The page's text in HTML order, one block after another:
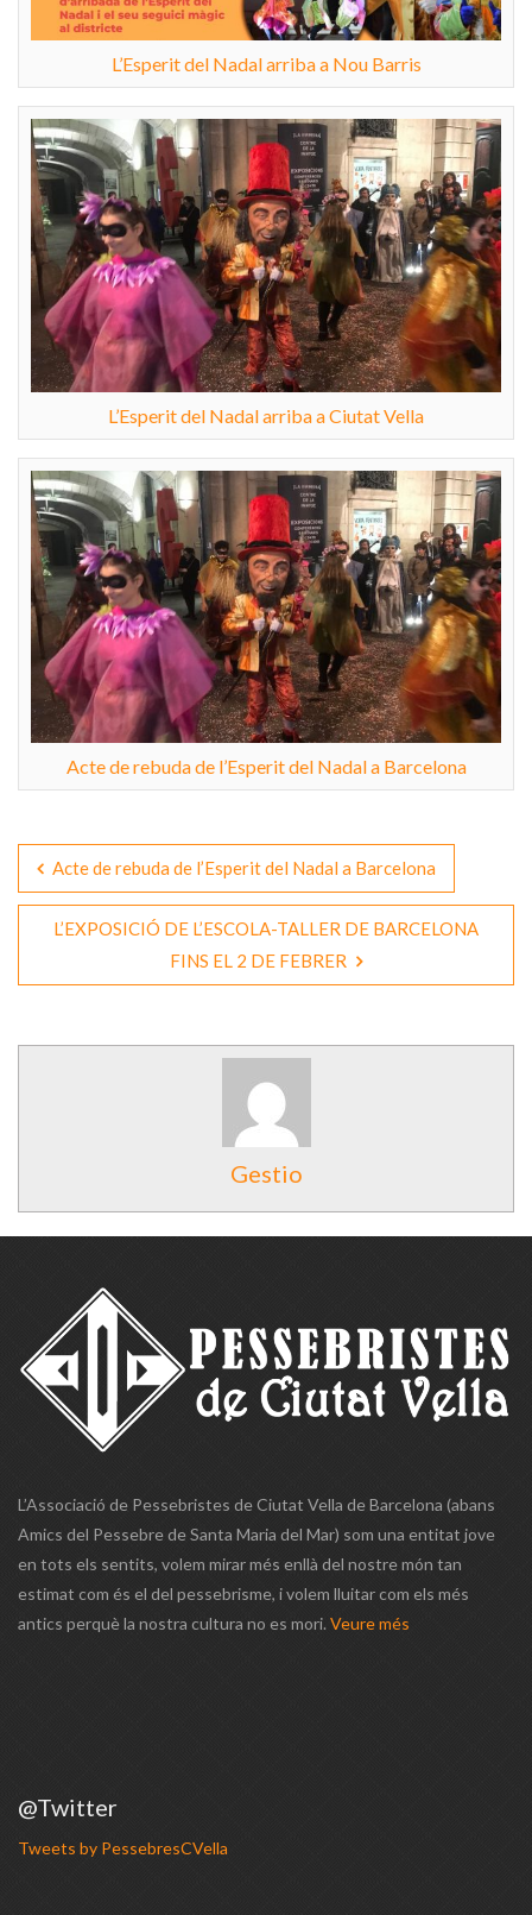
L’Esperit del Nadal arriba a Nou Barris
L’Esperit del Nadal arriba a Ciutat Vella
Acte de rebuda de l’Esperit del Nadal a Barcelona
Acte de rebuda de l’Esperit del Nadal a Barcelona
L’EXPOSICIÓ DE L’ESCOLA-TALLER DE BARCELONA
FINS EL 2 DE FEBRER
Gestio
L’Associació de Pessebristes de Ciutat Vella de Barcelona (abans
Amics del Pessebre de Santa Maria del Mar) som una entitat jove
en tots els sentits, volem mirar més enllà del nostre món tan
estimat com és el del pessebrisme, i volem lluitar com els més
antics perquè la nostra cultura no es mori. Veure més
@Twitter
Tweets by PessebresCVella